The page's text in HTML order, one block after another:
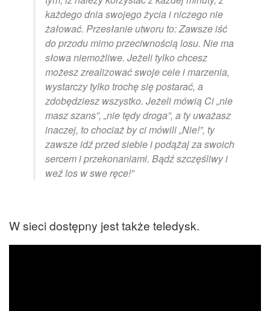
każdego dnia swojego życia i niczego nie
żałować. Przesłanie utworu to: Zawsze iść
do przodu mimo przeciwnością losu. Nie ma
słowa niemożliwe. Jeżeli tylko chcesz
możesz zrealizować swoje cele i marzenia,
wystarczy tylko trochę się postarać, a
zdobędziesz wszystko. Jeżeli mówią Ci „nie
masz szans”, „nie tędy droga”, a ty uważasz
inaczej, to chociaż by ci mówili „Nie!”, ty
zawsze idź przed siebie i podążaj za swoich
sercem i przekonaniami. Bądź szczęśliwy i
weź los w swe ręce!”
W sieci dostępny jest także teledysk.